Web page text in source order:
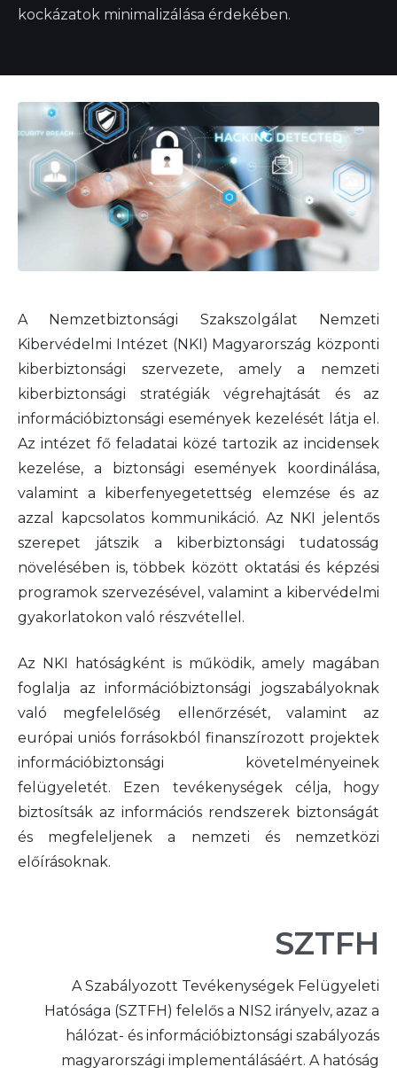
kockázatok minimalizálása érdekében.
SZTFH
A Szabályozott Tevékenységek Felügyeleti
Hatósága (SZTFH) felelős a NIS2 irányelv, azaz a
hálózat- és információbiztonsági szabályozás
magyarországi implementálásáért. A hatóság
A Nemzetbiztonsági Szakszolgálat Nemzeti
Kibervédelmi Intézet (NKI) Magyarország központi
kiberbiztonsági szervezete, amely a nemzeti
kiberbiztonsági stratégiák végrehajtását és az
információbiztonsági események kezelését látja el.
Az intézet fő feladatai közé tartozik az incidensek
kezelése, a biztonsági események koordinálása,
valamint a kiberfenyegetettség elemzése és az
azzal kapcsolatos kommunikáció. Az NKI jelentős
szerepet játszik a kiberbiztonsági tudatosság
növelésében is, többek között oktatási és képzési
programok szervezésével, valamint a kibervédelmi
gyakorlatokon való részvétellel.
Az NKI hatóságként is működik, amely magában
foglalja az információbiztonsági jogszabályoknak
való megfelelőség ellenőrzését, valamint az
európai uniós forrásokból finanszírozott projektek
információbiztonsági követelményeinek
felügyeletét. Ezen tevékenységek célja, hogy
biztosítsák az információs rendszerek biztonságát
és megfeleljenek a nemzeti és nemzetközi
előírásoknak.